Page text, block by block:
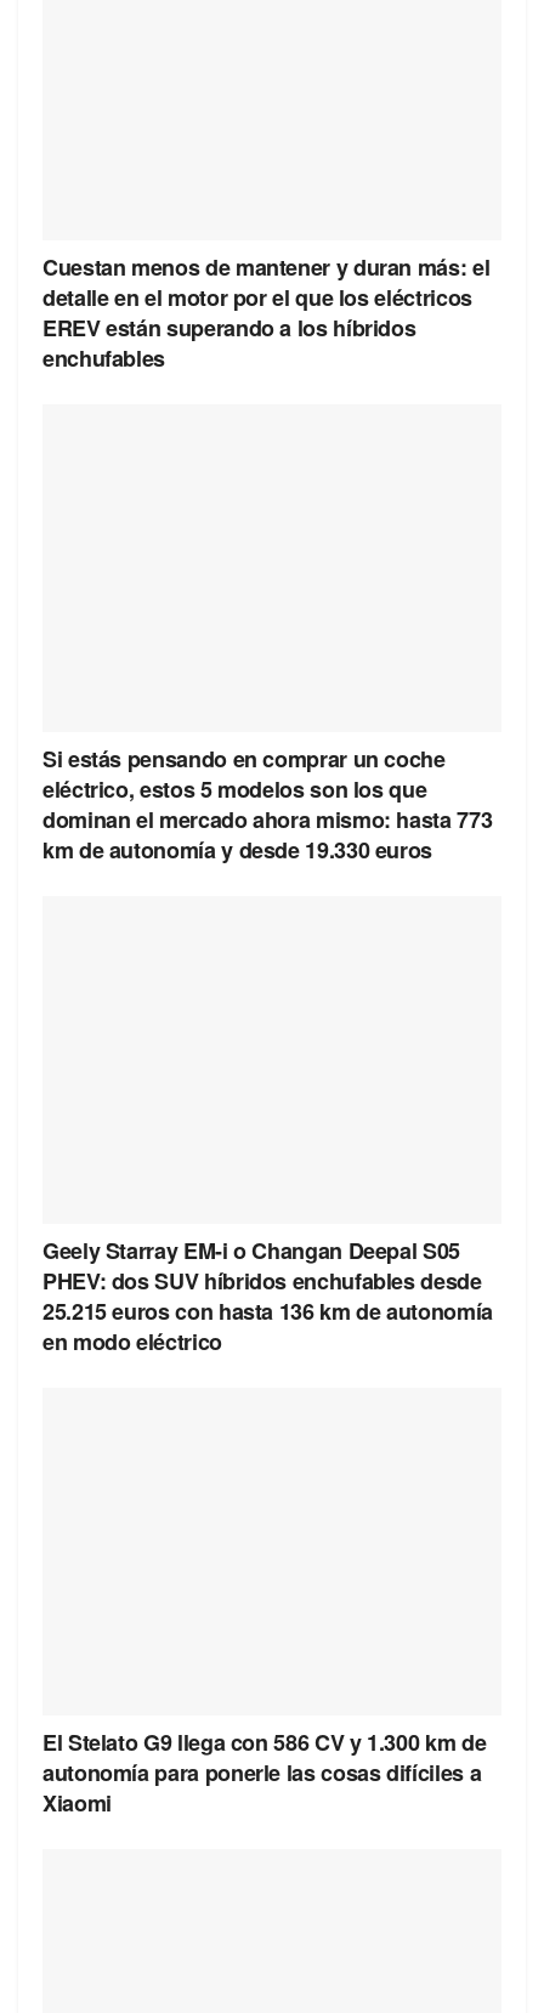
Cuestan menos de mantener y duran más: el
detalle en el motor por el que los eléctricos
EREV están superando a los híbridos
enchufables
Si estás pensando en comprar un coche
eléctrico, estos 5 modelos son los que
dominan el mercado ahora mismo: hasta 773
km de autonomía y desde 19.330 euros
Geely Starray EM-i o Changan Deepal S05
PHEV: dos SUV híbridos enchufables desde
25.215 euros con hasta 136 km de autonomía
en modo eléctrico
El Stelato G9 llega con 586 CV y 1.300 km de
autonomía para ponerle las cosas difíciles a
Xiaomi